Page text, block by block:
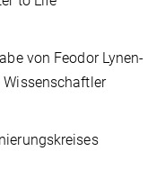
von Feodor Lynen-